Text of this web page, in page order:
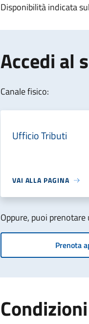
Disponibilità indicata
Accedi al
Canale fisico:
Ufficio Tributi
VAI ALLA PAGINA
Oppure, puoi
Prenota